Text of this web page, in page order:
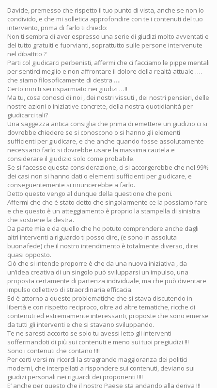
Davide, premesso che rispetto il tuo punto di vista, anche se non lo
condivido, e che mi solletica approfondire con te i contenuti del tuo
intervento, prima di farlo ti chiedo:
Non ti sembra di aver espresso una serie di giudizi molto avventati e
del tutto gratuiti e fuorvianti, soprattutto sulle persone intervenute
nel dibattito ?
Parti col giudicarci perbenisti, affermi che ci facciamo le pippe mentali
per sentirci meglio e non affrontare il dolore della realtà attuale ….
che siamo filosoficamente di destra ….
Certo non ti sei risparmiato nei giudizi …!!
Ma tu, cosa conosci di noi , dei nostri vissuti , dei nostri pensieri, delle
nostre azioni o iniziative concrete, della nostra quotidianità per
giudicarci tali?
Una saggezza antica consiglia che prima di emettere un giudizio ci si
dovrebbe chiedere se si conoscono o si hanno gli elementi
sufficienti per giudicare, e che anche quando fosse assolutamente
necessario farlo si dovrebbe usare la massima cautela e
considerare il giudizio solo come probabile.
Se si facesse questa considerazione, ci si accorgerebbe che nel 99%
dei casi non si hanno dati o elementi sufficienti per giudicare, e
conseguentemente si rinuncerebbe a farlo.
Detto questo vengo al dunque della questione che poni.
Affermi che che è stato detto che singolarmente ce la possiamo fare
e che questo è un atteggiamento è proprio la stampella di sinistra
che sostiene la destra.
Da parte mia e da quello che ho potuto comprendere anche dagli
altri interventi a riguardo ti posso dire, (e sono in assoluta
buonafede) che il nostro intendimento è totalmente diverso, direi
quasi opposto.
Ciò che si intende proporre è che da una nuova iniziativa , da
un’idea creativa di un singolo può svilupparsi un impulso, una
proposta certamente di partenza individuale, ma che può diventare
impulso collettivo di straordinaria efficacia.
Ed è attorno a queste problematiche che si stava discutendo in
libertà e con rispetto reciproco, oltre ad altre tematiche, ricche di
contenuti ed estremamente interessanti, proposte che sono emerse
da tutti gli interventi e che si stavano sviluppando.
Te ne saresti accorto se solo tu avessi letto gli interventi
soffermandoti di più sui contenuti e meno sui tuoi pregiudizi !!!
Sono i contenuti che contano !!!!
Per certi versi mi ricordi la stragrande maggioranza dei politici
moderni, che interpellati a rispondere sui contenuti, deviano sui
giudizi personali nei riguardi dei proponenti !!!!
E’ anche per questo che il nostro Paese sta andando alla deriva !!!